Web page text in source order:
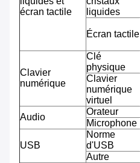
écran tactile
liquides
Écran tactile
Clavier
numérique
Clé
physique
Clavier
numérique
virtuel
Audio
Orateur
Microphone
USB
Norme
d'USB
Autre